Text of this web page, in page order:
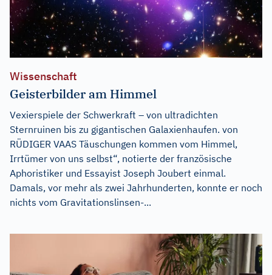
Wissenschaft
Geisterbilder am Himmel
Vexierspiele der Schwerkraft – von ultradichten
Sternruinen bis zu gigantischen Galaxienhaufen. von
RÜDIGER VAAS Täuschungen kommen vom Himmel,
Irrtümer von uns selbst“, notierte der französische
Aphoristiker und Essayist Joseph Joubert einmal.
Damals, vor mehr als zwei Jahrhunderten, konnte er noch
nichts vom Gravitationslinsen-...